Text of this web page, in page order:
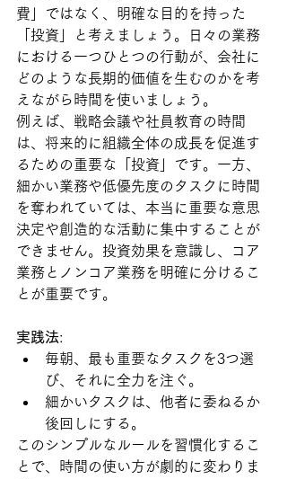
費」ではなく、明確な目的を持った
「投資」と考えましょう。日々の業務
における一つひとつの行動が、会社に
どのような長期的価値を生むのかを考
えながら時間を使いましょう。
例えば、戦略会議や社員教育の時間
は、将来的に組織全体の成長を促進す
るための重要な「投資」です。一方、
細かい業務や低優先度のタスクに時間
を奪われていては、本当に重要な意思
決定や創造的な活動に集中することが
できません。投資効果を意識し、コア
業務とノンコア業務を明確に分けるこ
とが重要です。
実践法:
毎朝、最も重要なタスクを3つ選
び、それに全力を注ぐ。
細かいタスクは、他者に委ねるか
後回しにする。
このシンプルなルールを習慣化するこ
とで、時間の使い方が劇的に変わりま